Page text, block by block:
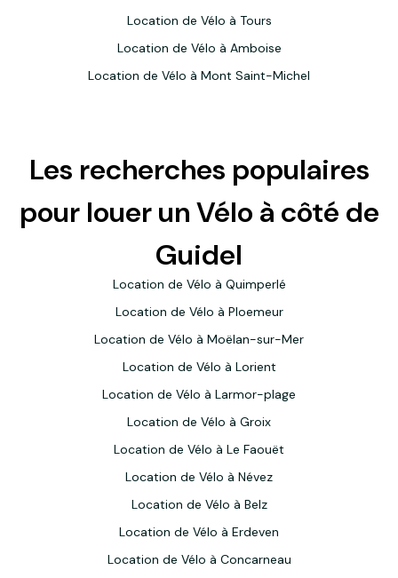
Location de Vélo à Tours
Location de Vélo à Amboise
Location de Vélo à Mont Saint-Michel
Les recherches populaires
pour louer un Vélo à côté de
Guidel
Location de Vélo à Quimperlé
Location de Vélo à Ploemeur
Location de Vélo à Moëlan-sur-Mer
Location de Vélo à Lorient
Location de Vélo à Larmor-plage
Location de Vélo à Groix
Location de Vélo à Le Faouët
Location de Vélo à Névez
Location de Vélo à Belz
Location de Vélo à Erdeven
Location de Vélo à Concarneau